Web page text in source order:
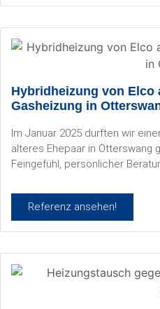
Hybridheizung von Elco
Gasheizung in
Im Januar 2025 durften wir
älteres Ehepaar in Otterswang
Feingefühl, persönlicher
Referenz ansehen!